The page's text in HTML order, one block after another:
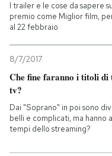
I trailer e le cose da sapere
premio come Miglior film,
al 22 febbraio
8/7/2017
Che fine faranno i titoli di
tv?
Dai "Soprano" in poi sono
belli e complicati, ma hanno
tempi dello streaming?